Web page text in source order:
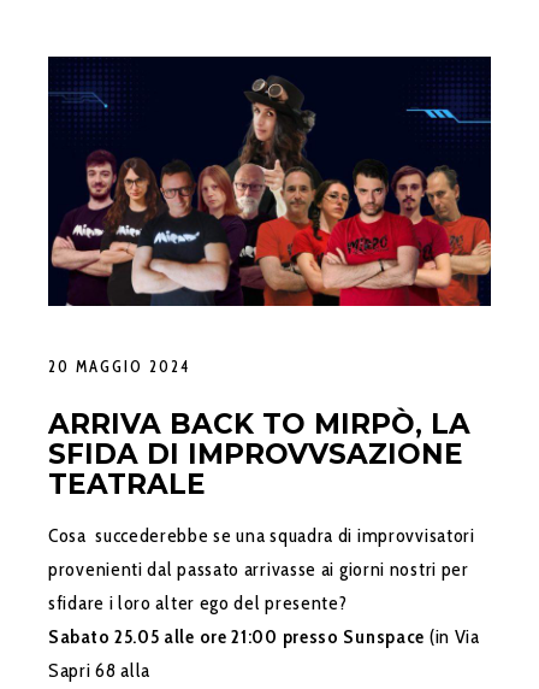
20 MAGGIO 2024
ARRIVA BACK TO MIRPÒ, LA
SFIDA DI IMPROVVSAZIONE
TEATRALE
Cosa succederebbe se una squadra di improvvisatori
provenienti dal passato arrivasse ai giorni nostri per
sfidare i loro alter ego del presente?
Sabato 25.05 alle ore 21:00 presso Sunspace (in Via
Sapri 68 alla